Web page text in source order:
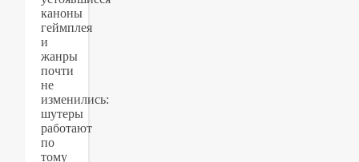
каноны
геймплея
и
жанры
почти
не
изменились:
шутеры
работают
по
тому